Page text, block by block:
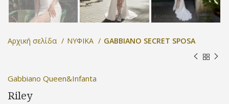
Αρχική σελίδα ΝΥΦΙΚΑ GABBIANO SECRET SPOSA
Gabbiano Queen&Infanta
Riley